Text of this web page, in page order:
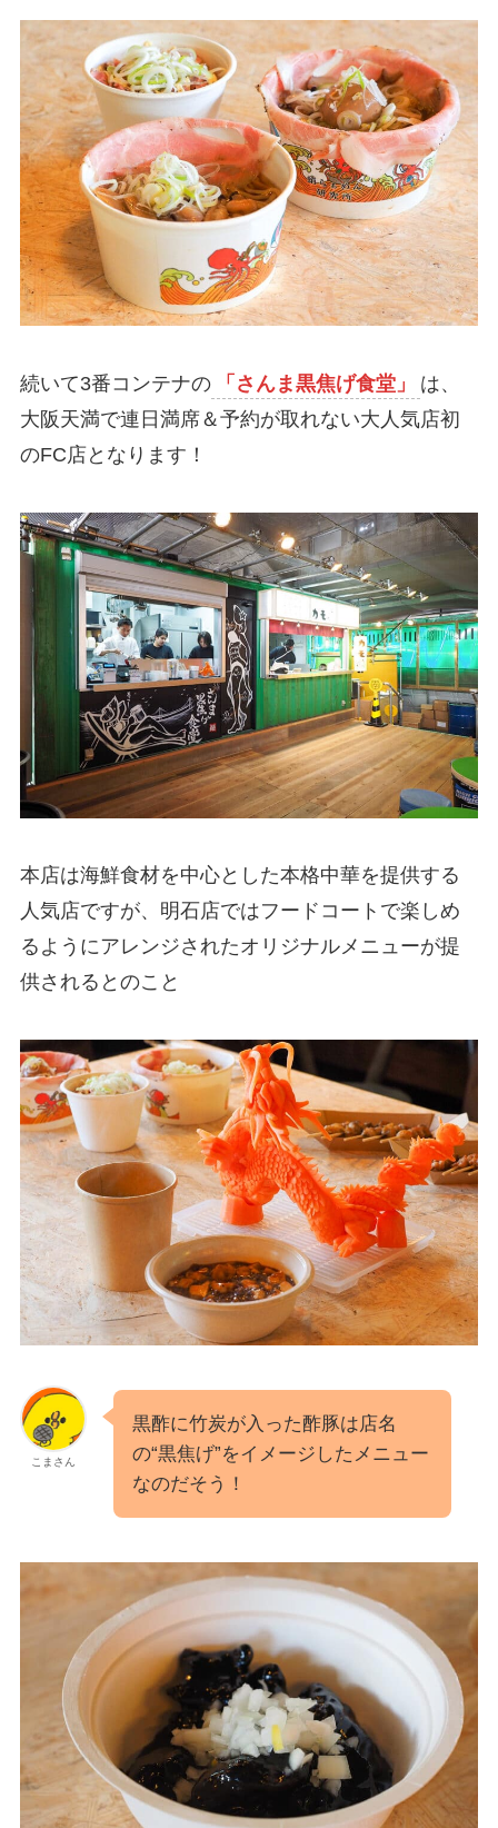
続いて3番コンテナの 「さんま黒焦げ食堂」
は、
大阪天満で連日満席＆予約が取れない大人気店初
のFC店となります！
本店は海鮮食材を中心とした本格中華を提供する
人気店ですが、明石店ではフードコートで楽しめ
るようにアレンジされたオリジナルメニューが提
供されるとのこと
こまさん
黒酢に竹炭が入った酢豚は店名
の“黒焦げ”をイメージしたメニュー
なのだそう！